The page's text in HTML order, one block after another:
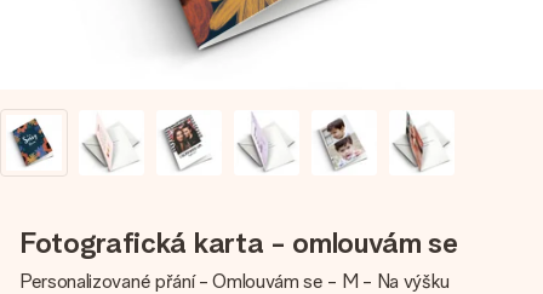
Fotografická karta - omlouvám se
Personalizované přání - Omlouvám se - M - Na výšku